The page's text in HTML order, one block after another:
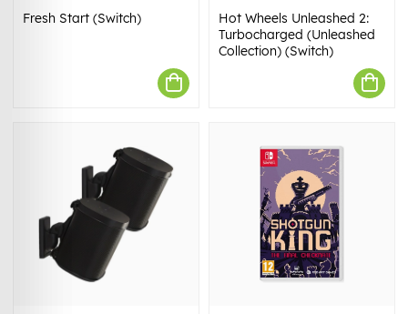
Fresh Start (Switch)
Hot Wheels Unleashed 2:
Turbocharged (Unleashed
Collection) (Switch)